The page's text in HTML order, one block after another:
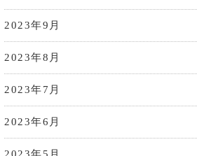
2023年9月
2023年8月
2023年7月
2023年6月